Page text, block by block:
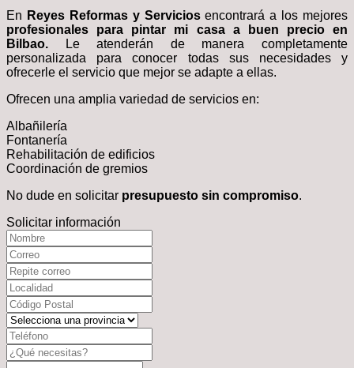
En Reyes Reformas y Serviciosencontrará a los mejores
profesionales para pintar mi casa a buen precio en
Bilbao. Le atenderán de manera completamente
personalizada para conocer todas sus necesidades y
ofrecerle el servicio que mejor se adapte a ellas.
Ofrecen una amplia variedad de servicios en:
Albañilería
Fontanería
Rehabilitación de edificios
Coordinación de gremios
No dude en solicitar presupuesto sin compromiso.
Solicitar información